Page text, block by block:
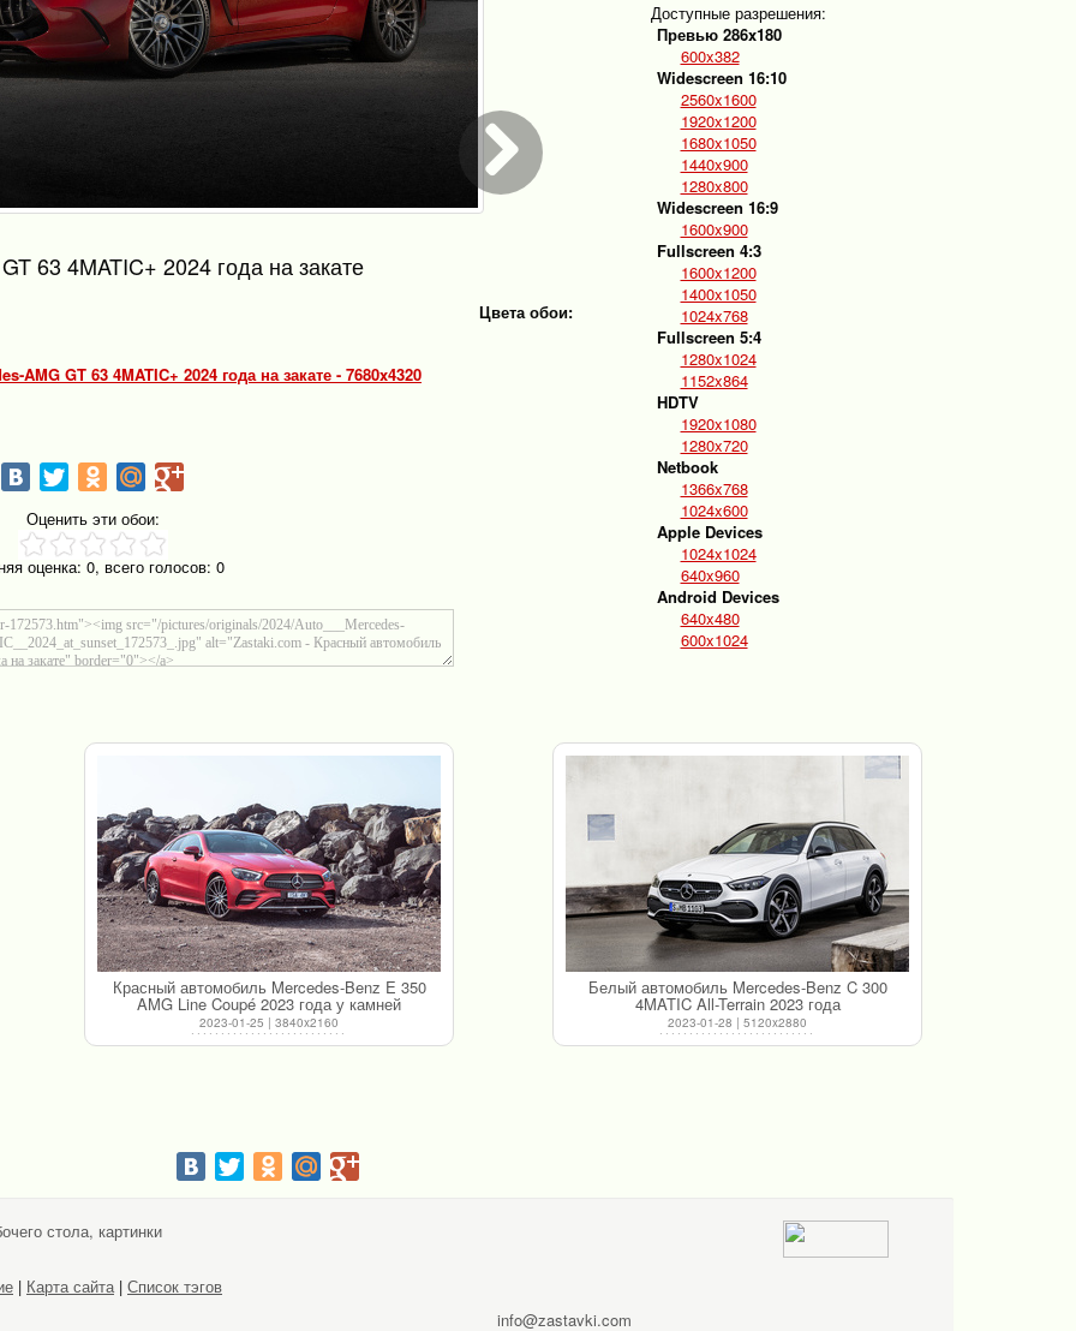
63 4MATIC+ 2024 года на закате
AMG GT 63 4MATIC+ 2024 года на закате - 7680x4320
Цвета обои:
Оценить эти обои:
оценка: 0, всего голосов: 0
Доступные разрешения:
Превью 286x180
600x382
Widescreen 16:10
2560x1600
1920x1200
1680x1050
1440x900
1280x800
Widescreen 16:9
1600x900
Fullscreen 4:3
1600x1200
1400x1050
1024x768
Fullscreen 5:4
1280x1024
1152x864
HDTV
1920x1080
1280x720
Netbook
1366x768
1024x600
Apple Devices
1024x1024
640x960
Android Devices
640x480
600x1024
Красный автомобиль Mercedes-Benz E 350
AMG Line Coupé 2023 года у камней
2023-01-25 | 3840x2160
Белый автомобиль Mercedes-Benz C 300
4MATIC All-Terrain 2023 года
2023-01-28 | 5120x2880
стола, картинки
| Карта сайта | Список тэгов
info@zastavki.com